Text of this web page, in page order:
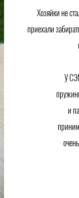
Хозяйки не
приехали
У
и